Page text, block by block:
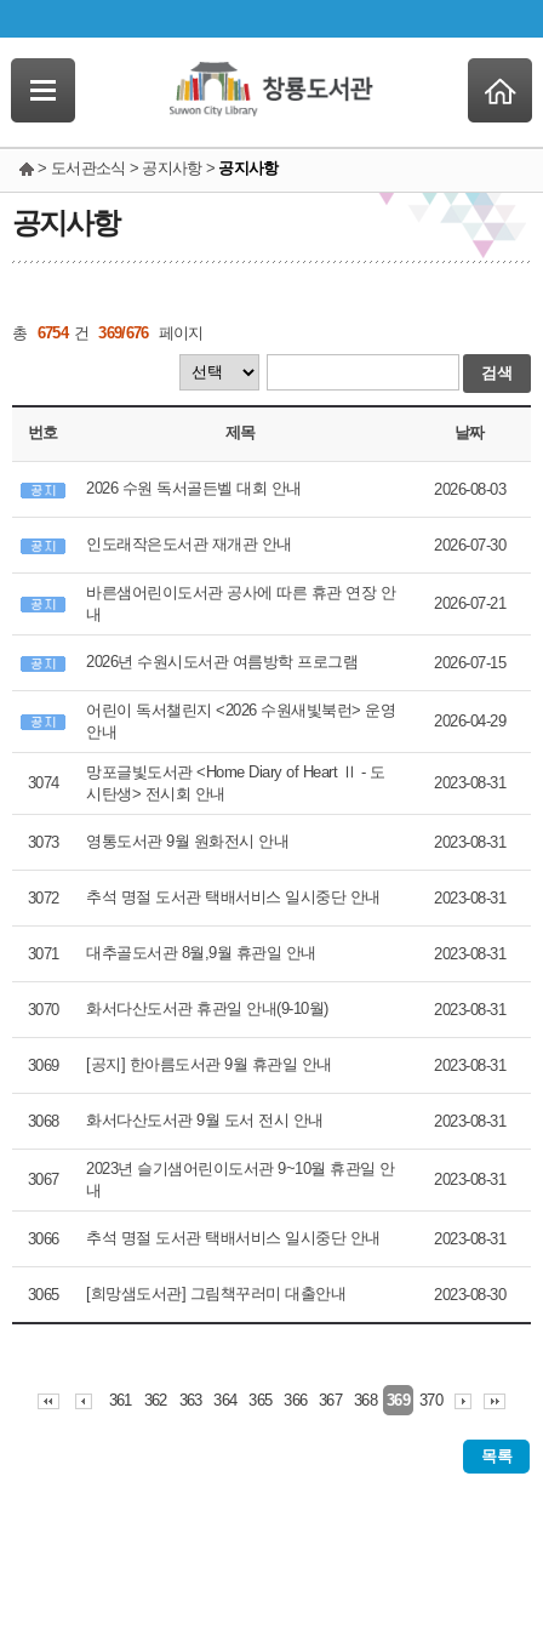
> 도서관소식 > 공지사항 > 공지사항
공지사항
총 6754 건 369/676 페이지
검색
번호 제목 날짜
2026 수원 독서골든벨 대회 안내 2026-08-03
인도래작은도서관 재개관 안내 2026-07-30
바른샘어린이도서관 공사에 따른 휴관 연장 안
내
2026-07-21
2026년 수원시도서관 여름방학 프로그램 2026-07-15
어린이 독서챌린지 <2026 수원새빛북런> 운영
안내
2026-04-29
3074
망포글빛도서관 <Home Diary of Heart Ⅱ - 도
시탄생> 전시회 안내
2023-08-31
3073 영통도서관 9월 원화전시 안내 2023-08-31
3072 추석 명절 도서관 택배서비스 일시중단 안내 2023-08-31
3071 대추골도서관 8월,9월 휴관일 안내 2023-08-31
3070 화서다산도서관 휴관일 안내(9-10월) 2023-08-31
3069 [공지] 한아름도서관 9월 휴관일 안내 2023-08-31
3068 화서다산도서관 9월 도서 전시 안내 2023-08-31
3067
2023년 슬기샘어린이도서관 9~10월 휴관일 안
내
2023-08-31
3066 추석 명절 도서관 택배서비스 일시중단 안내 2023-08-31
3065 [희망샘도서관] 그림책꾸러미 대출안내 2023-08-30
361 362 363 364 365 366 367 368 369 370
목록